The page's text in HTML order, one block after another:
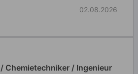
02.08.2026
Chemietechniker / Ingenieur